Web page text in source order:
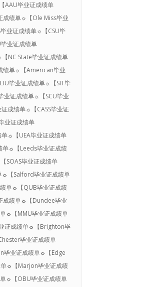
AAU毕业证成绩单
成绩单☼【Ole Miss毕业
业证成绩单☼【CSU毕
业证成绩单
NC State毕业证成绩单
绩单☼【American毕业
毕业证成绩单☼【SIT毕
业证成绩单☼【SCU毕业
成绩单☼【CASS毕业证
业证成绩单
☼【UEA毕业证成绩单
单☼【Leeds毕业证成绩
SOAS毕业证成绩单
【Salford毕业证成绩单
单☼【QUB毕业证成绩
成绩单☼【Dundee毕业
☼【MMU毕业证成绩单
证成绩单☼【Brighton毕
毕业证成绩单
业证成绩单☼【Edge
☼【Marjon毕业证成绩
☼【OBU毕业证成绩单